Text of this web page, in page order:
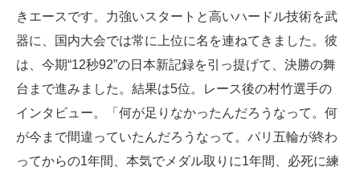
きエースです。力強いスタートと高いハードル技術を武
器に、国内大会では常に上位に名を連ねてきました。彼
は、今期“12秒92”の日本新記録を引っ提げて、決勝の舞
台まで進みました。結果は5位。レース後の村竹選手の
インタビュー。「何が足りなかったんだろうなって。何
が今まで間違っていたんだろうなって。パリ五輪が終わ
ってからの1年間、本気でメダル取りに1年間、必死に練